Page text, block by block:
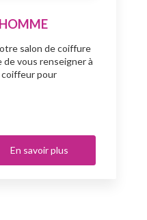
salon de coiffure
de vous renseigner à
pour
En savoir plus